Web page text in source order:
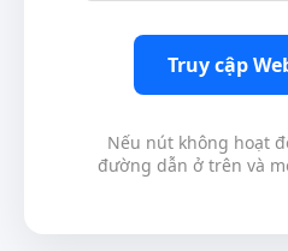
Truy cập
Nếu nút không hoạt
đường dẫn ở trên và